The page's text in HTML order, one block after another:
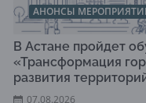
АНОНСЫ
В Астане пройдет
«Трансформация
развития
07.08.2026